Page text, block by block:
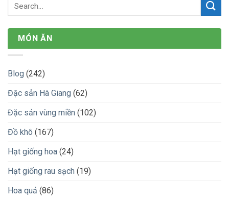
MÓN ĂN
Blog (242)
Đặc sản Hà Giang (62)
Đặc sản vùng miền (102)
Đồ khô (167)
Hạt giống hoa (24)
Hạt giống rau sạch (19)
Hoa quả (86)